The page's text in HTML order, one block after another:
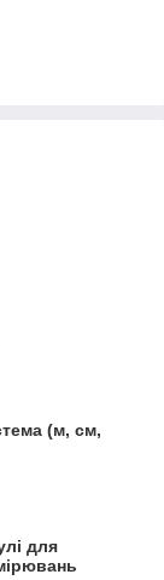
(м, см,
для